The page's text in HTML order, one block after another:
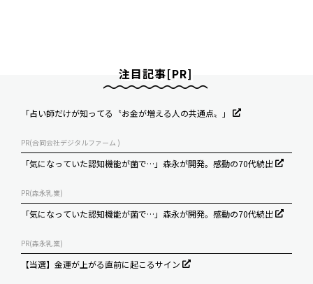
注目記事[PR]
「占い師だけが知ってる〝お金が増える人の共通点〟」
PR(合同会社デジタルファーム )
「気になっていた認知機能が菌で…」森永が開発。感動の70代続出
PR(森永乳業)
「気になっていた認知機能が菌で…」森永が開発。感動の70代続出
PR(森永乳業)
【当選】金運が上がる直前に起こるサイン